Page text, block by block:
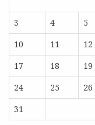
3
4 5
10
11 12
17
18 19
24
25 26
31